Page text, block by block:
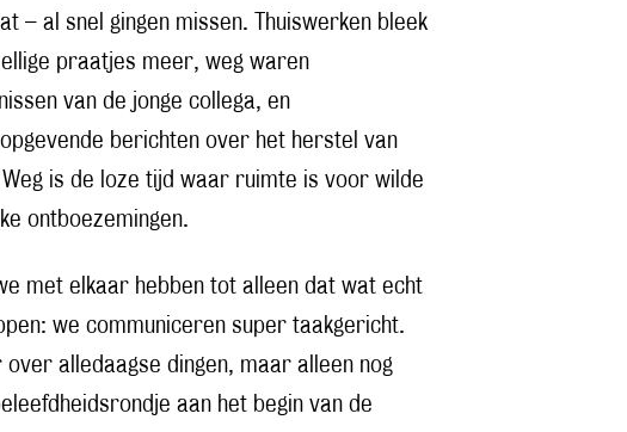
– al snel gingen missen. Thuiswerken bleek
praatjes meer, weg waren
van de jonge collega, en
berichten over het herstel van
is de loze tijd waar ruimte is voor wilde
ontboezemingen.
met elkaar hebben tot alleen dat wat echt
we communiceren super taakgericht.
alledaagse dingen, maar alleen nog
aan het begin van de